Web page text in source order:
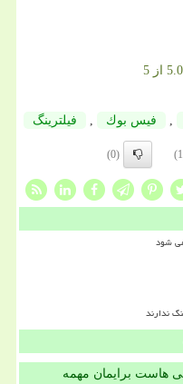
5.0 از 5
, فیس بوك , فیلترینگ
(0)
شود
ندارند
هاست برایمان مهمه